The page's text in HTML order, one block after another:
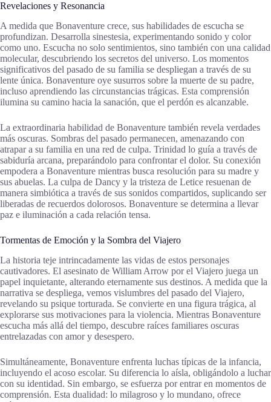
Revelaciones y Resonancia
A medida que Bonaventure crece, sus habilidades de escucha se
profundizan. Desarrolla sinestesia, experimentando sonido y color
como uno. Escucha no solo sentimientos, sino también con una calidad
molecular, descubriendo los secretos del universo. Los momentos
significativos del pasado de su familia se despliegan a través de su
lente única. Bonaventure oye susurros sobre la muerte de su padre,
incluso aprendiendo las circunstancias trágicas. Esta comprensión
ilumina su camino hacia la sanación, que el perdón es alcanzable.
La extraordinaria habilidad de Bonaventure también revela verdades
más oscuras. Sombras del pasado permanecen, amenazando con
atrapar a su familia en una red de culpa. Trinidad lo guía a través de
sabiduría arcana, preparándolo para confrontar el dolor. Su conexión
empodera a Bonaventure mientras busca resolución para su madre y
sus abuelas. La culpa de Dancy y la tristeza de Letice resuenan de
manera simbiótica a través de sus sonidos compartidos, suplicando ser
liberadas de recuerdos dolorosos. Bonaventure se determina a llevar
paz e iluminación a cada relación tensa.
Tormentas de Emoción y la Sombra del Viajero
La historia teje intrincadamente las vidas de estos personajes
cautivadores. El asesinato de William Arrow por el Viajero juega un
papel inquietante, alterando eternamente sus destinos. A medida que la
narrativa se despliega, vemos vislumbres del pasado del Viajero,
revelando su psique torturada. Se convierte en una figura trágica, al
explorarse sus motivaciones para la violencia. Mientras Bonaventure
escucha más allá del tiempo, descubre raíces familiares oscuras
entrelazadas con amor y desespero.
Simultáneamente, Bonaventure enfrenta luchas típicas de la infancia,
incluyendo el acoso escolar. Su diferencia lo aísla, obligándolo a luchar
con su identidad. Sin embargo, se esfuerza por entrar en momentos de
comprensión. Esta dualidad: lo milagroso y lo mundano, ofrece